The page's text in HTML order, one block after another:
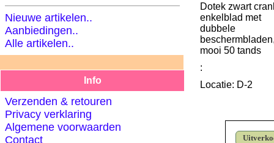
Nieuwe artikelen..
Aanbiedingen..
Alle artikelen..
Info
Verzenden & retouren
Privacy verklaring
Algemene voorwaarden
Contact
Dotek zwart
enkelblad met
dubbele
mooi 50 tands
:
Locatie: D-2